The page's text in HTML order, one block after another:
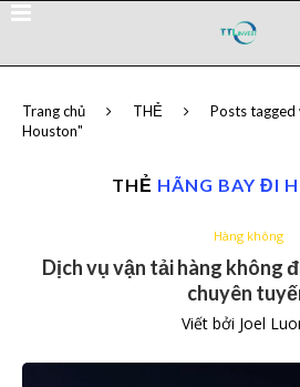
Trang chủ THẺ
Posts tagged
Houston"
THẺ HÃNG BAY ĐI
Hàng không
Dịch vụ vận tải hàng không
chuyên
Viết bởi Joel